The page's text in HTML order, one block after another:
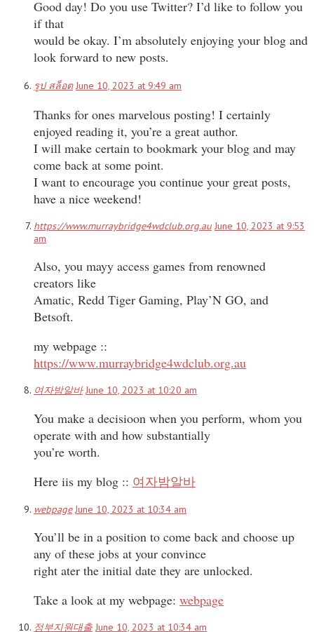
Good day! Do you use Twitter? I’d like to follow you
if that
would be okay. I’m absolutely enjoying your blog and
look forward to new posts.
รูป สล็อต June 10, 2023 at 9:49 am
Thanks for ones marvelous posting! I certainly
enjoyed reading it, you’re a great author.
I will make certain to bookmark your blog and may
come back at some point.
I want to encourage you continue your great posts,
have a nice weekend!
https://www.murraybridge4wdclub.org.au June 10, 2023 at 9:53
am
Also, you mayy access games from renowned
creators like
Amatic, Redd Tiger Gaming, Play’N GO, and
Betsoft.
my webpage ::
https://www.murraybridge4wdclub.org.au
여자밤알바 June 10, 2023 at 10:20 am
You make a decisioon when you perform, whom you
operate with and how substantially
you’re worth.
Here iis my blog :: 여자밤알바
webpage June 10, 2023 at 10:34 am
You’ll be in a position to come back and choose up
any of these jobs at your convince
right ater the initial date they are unlocked.
Take a look at my webpage: webpage
정부지원대출 June 10, 2023 at 10:34 am